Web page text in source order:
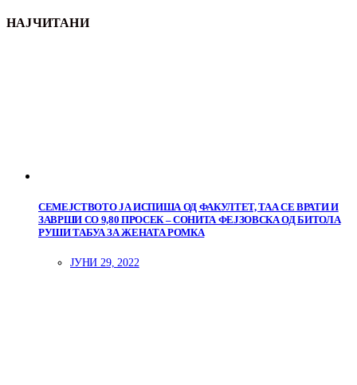
НАЈЧИТАНИ
СЕМЕЈСТВОТО ЈА ИСПИША ОД ФАКУЛТЕТ, ТАА СЕ ВРАТИ И
ЗАВРШИ СО 9,80 ПРОСЕК – СОНИТА ФЕЈЗОВСКА ОД БИТОЛА
РУШИ ТАБУА ЗА ЖЕНАТА РОМКА
ЈУНИ 29, 2022